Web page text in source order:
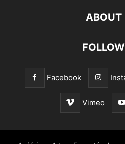
ABOUT
Facebook
Vimeo